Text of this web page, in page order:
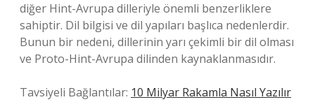
diğer Hint-Avrupa dilleriyle önemli benzerliklere
sahiptir. Dil bilgisi ve dil yapıları başlıca nedenlerdir.
Bunun bir nedeni, dillerinin yarı çekimli bir dil olması
ve Proto-Hint-Avrupa dilinden kaynaklanmasıdır.
Tavsiyeli Bağlantılar: 10 Milyar Rakamla Nasıl Yazılır